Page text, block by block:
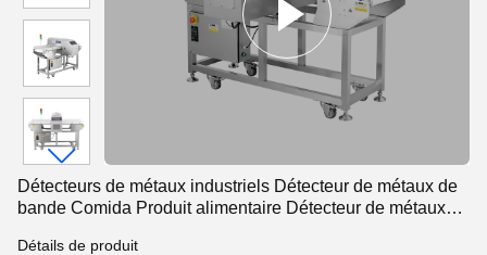
Détecteurs de métaux industriels Détecteur de métaux de
bande Comida Produit alimentaire Détecteur de métaux
Détails de produit